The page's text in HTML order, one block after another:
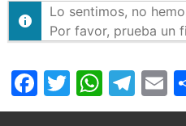
Lo sentimos, no
Por favor, prueba un
Facebook
Twitter